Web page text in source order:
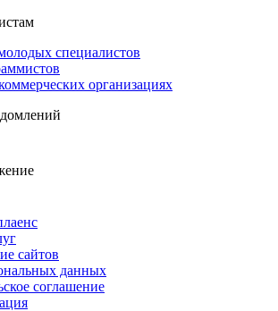
специалистов
организациях
сайтов
данных
соглашение